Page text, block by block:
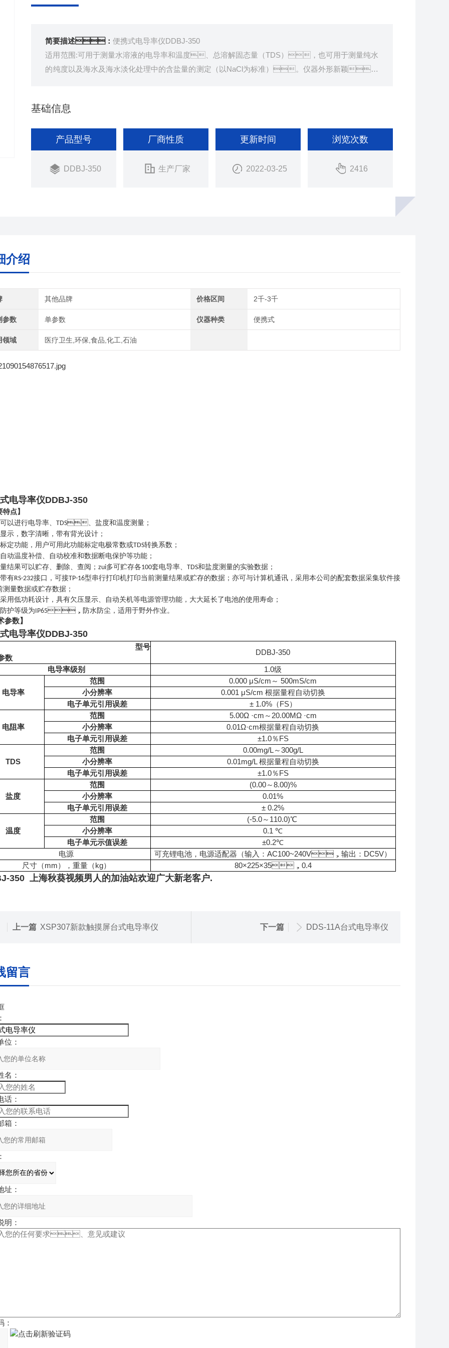
简要描述：便携式电导率仪DDBJ-350
适用范围:可用于测量水溶液的电导率和温度、总溶解固态量（TDS），也可用于测量纯水
的纯度以及海水及海水淡化处理中的含盐量的测定（以NaCl为标准）。仪器外形新颖、
基础信息
产品型号
DDBJ-350
厂商性质
生产厂家
更新时间
2022-03-25
浏览次数
2416
介绍
其他品牌 价格区间 2千-3千
参数 单参数 仪器种类 便携式
领域 医疗卫生,环保,食品,化工,石油
电导率仪DDBJ-350
点】
以进行电导率、TDS、盐度和温度测量；
，数字清晰，带有背光设计；
定功能，用户可用此功能标定电极常数或TDS转换系数；
动温度补偿、自动校准和数据断电保护等功能；
结果可以贮存、删除、查阅；zui多可贮存各100套电导率、 TDS和盐度测量的实验数据；
有RS-232接口，可接TP-16型串行打印机打印当前测量结果或贮存的数据；亦可与计算机通讯，采用本公司的配套数据采集软件接
量数据或贮存数据；
用低功耗设计，具有欠压显示、自动关机等电源管理功能，大大延长了电池的使用寿命；
护等级为IP65，防水防尘，适用于野外作业。
参数】
电导率仪DDBJ-350
型号
数
DDBJ-350
电导率级别
1.0级
电导率
范围
0.000 μS/cm～ 500mS/cm
小分辨率
0.001 μS/cm 根据量程自动切换
电子单元引用误差
± 1.0%（FS）
电阻率
范围
5.00Ω ·cm～20.00MΩ ·cm
小分辨率
0.01Ω·cm根据量程自动切换
电子单元引用误差
±1.0％FS
TDS
范围
0.00mg/L～300g/L
小分辨率
0.01mg/L 根据量程自动切换
电子单元引用误差
±1.0％FS
盐度
范围
(0.00～8.00)%
小分辨率
0.01%
电子单元引用误差
± 0.2%
温度
范围
(-5.0～110.0)℃
小分辨率
0.1 ℃
电子单元示值误差
±0.2℃
电源
可充锂电池，电源适配器（输入：AC100~240V，输出：DC5V）
尺寸（mm），重量（kg）
80×225×35，0.4
350 上海秋葵视频男人的加油站欢迎广大新老客户.
上一篇 XSP307新款触摸屏台式电导率仪 下一篇 DDS-11A台式电导率仪
留言
：
：
：
：
：
：
：